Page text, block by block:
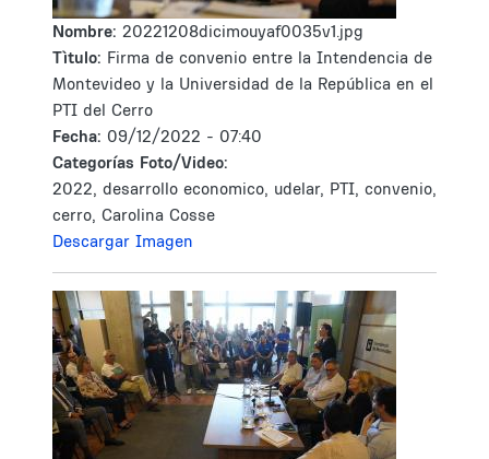
Nombre: 20221208dicimouyaf0035v1.jpg
Tìtulo: Firma de convenio entre la Intendencia de
Montevideo y la Universidad de la República en el
PTI del Cerro
Fecha: 09/12/2022 - 07:40
Categorías Foto/Video:
2022, desarrollo economico, udelar, PTI, convenio,
cerro, Carolina Cosse
Descargar Imagen